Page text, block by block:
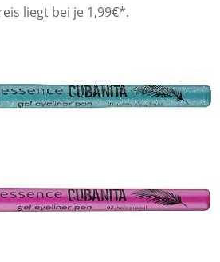
liegt bei je 1,99€*.